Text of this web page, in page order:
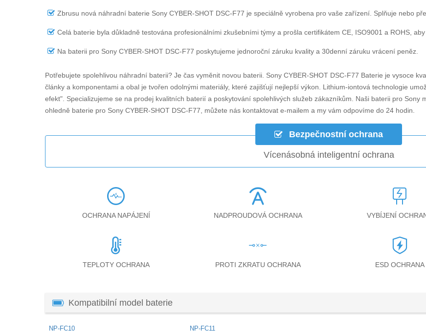
Zbrusu nová náhradní baterie Sony CYBER-SHOT DSC-F77 je speciálně vyrobena pro vaše zařízení. Splňuje nebo
Celá baterie byla důkladně testována profesionálními zkušebními týmy a prošla certifikátem CE, ISO9001 a ROHS, aby
Na baterii pro Sony CYBER-SHOT DSC-F77 poskytujeme jednoroční záruku kvality a 30denní záruku vrácení peněz.
Potřebujete spolehlivou náhradní baterii? Je čas vyměnit novou baterii. Sony CYBER-SHOT DSC-F77 Baterie je vysoce
články a komponentami a obal je tvořen odolnými materiály, které zajišťují nejlepší výkon. Lithium-iontová technologie
efekt". Specializujeme se na prodej kvalitních baterií a poskytování spolehlivých služeb zákazníkům. Naši baterii pro Sony
ohledně baterie pro Sony CYBER-SHOT DSC-F77 , můžete nás kontaktovat e-mailem a my vám odpovíme do 24 hodin.
Bezpečnostní ochrana
Vícenásobná inteligentní ochrana
OCHRANA NAPÁJENÍ NADPROUDOVÁ OCHRANA VYBÍJENÍ
TEPLOTY OCHRANA PROTI ZKRATU OCHRANA ESD OCHRANA
Kompatibilní model baterie
NP-FC10 NP-FC11